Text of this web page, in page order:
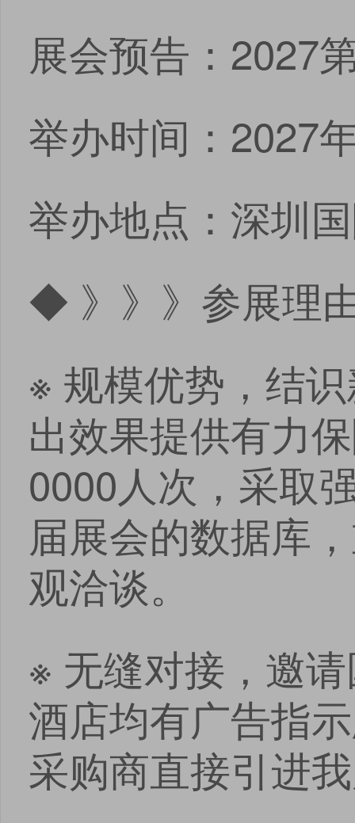
展会预告：2027
举办时间：2027
举办地点：深圳
◆ 》》》参展理
※ 规模优势，结
出效果提供有力
0000人次，采取
届展会的数据库
观洽谈。
※ 无缝对接，邀
酒店均有广告指
采购商直接引进